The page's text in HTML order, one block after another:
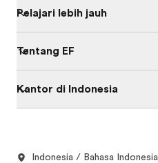
Pelajari lebih jauh
Tentang EF
Kantor di Indonesia
Indonesia / Bahasa Indonesia